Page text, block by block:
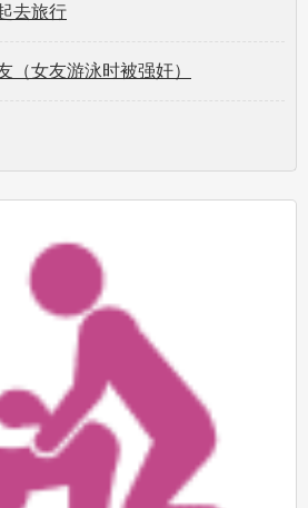
去旅行
（女友游泳时被强奸）